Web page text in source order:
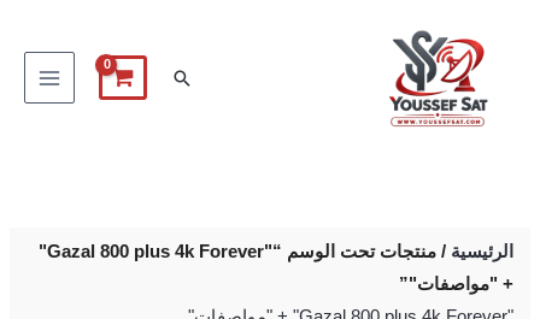
البحث
الرئيسية
/ منتجات تحت الوسم “"Gazal 800 plus 4k Forever"
+ "مواصفات"”